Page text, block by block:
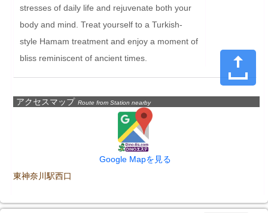
stresses of daily life and rejuvenate both your
body and mind. Treat yourself to a Turkish-
style Hamam treatment and enjoy a moment of
bliss reminiscent of ancient times.
アクセスマップ Route from Station nearby
Google Mapを見る
東神奈川駅西口